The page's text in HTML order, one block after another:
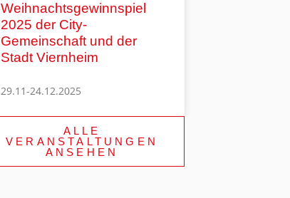
Weihnachtsgewinnspiel
2025 der City-
Gemeinschaft und der
Stadt Viernheim
29.11-24.12.2025
ALLE
VERANSTALTUNGEN
ANSEHEN